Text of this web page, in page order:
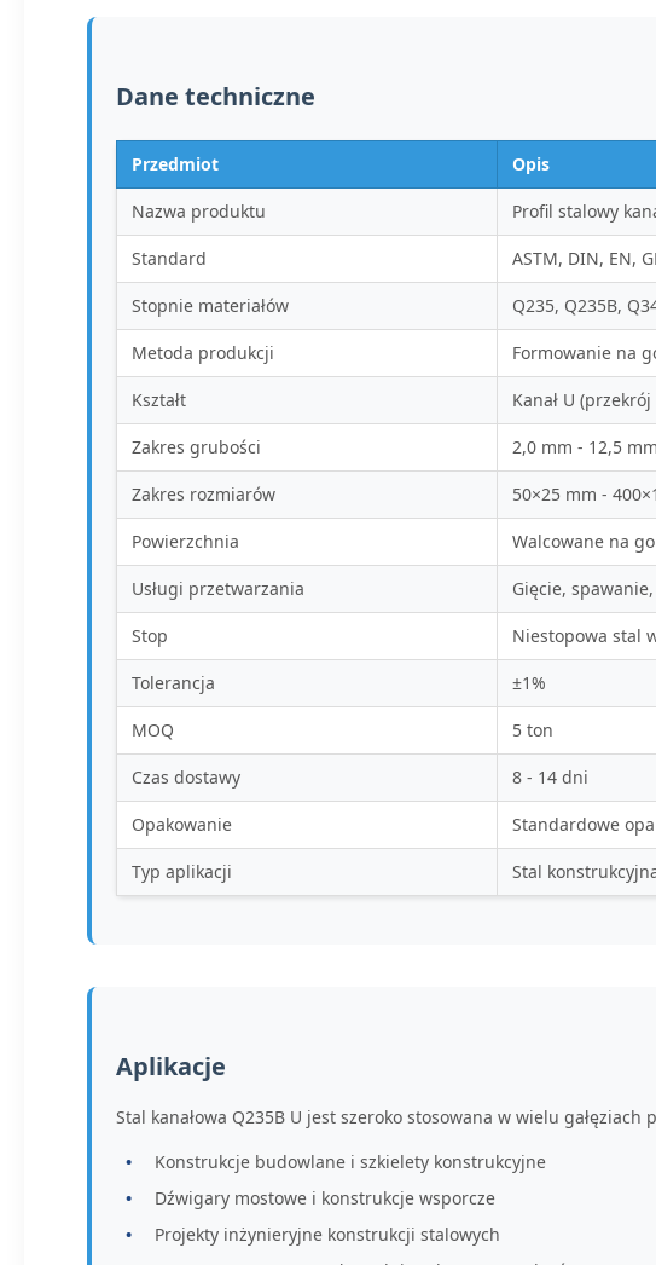
Dane techniczne
Przedmiot Opis
Nazwa produktu Profil stalowy
Standard ASTM, DIN, EN,
Stopnie materiałów Q235, Q235B,
Metoda produkcji Formowanie na
Kształt Kanał U
Zakres grubości 2,0 mm - 12,5 mm
Zakres rozmiarów 50×25 mm -
Powierzchnia Walcowane na
Usługi przetwarzania Gięcie,
Stop Niestopowa stal
Tolerancja ±1%
MOQ 5 ton
Czas dostawy 8 - 14 dni
Opakowanie Standardowe
Typ aplikacji Stal
Aplikacje
Stal kanałowa Q235B U jest szeroko stosowana w wielu gałęziach
Konstrukcje budowlane i szkielety konstrukcyjne
Dźwigary mostowe i konstrukcje wsporcze
Projekty inżynieryjne konstrukcji stalowych